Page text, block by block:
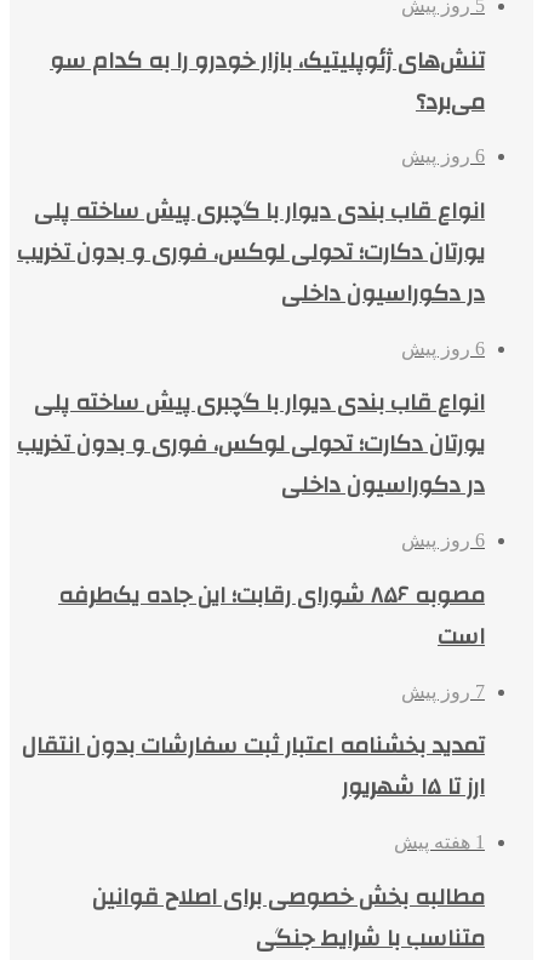
5 روز پیش
تنش‌های ژئوپلیتیک، بازار خودرو را به کدام سو
می‌برد؟
6 روز پیش
انواع قاب بندی دیوار با گچبری پیش ساخته پلی
یورتان دکارت؛ تحولی لوکس، فوری و بدون تخریب
در دکوراسیون داخلی
6 روز پیش
انواع قاب بندی دیوار با گچبری پیش ساخته پلی
یورتان دکارت؛ تحولی لوکس، فوری و بدون تخریب
در دکوراسیون داخلی
6 روز پیش
مصوبه ۸۵۶ شورای رقابت؛ این جاده یک‌طرفه
است
7 روز پیش
تمدید بخشنامه اعتبار ثبت سفارشات بدون انتقال
ارز تا ۱۵ شهریور
1 هفته پیش
مطالبه بخش خصوصی برای اصلاح قوانین
متناسب با شرایط جنگی